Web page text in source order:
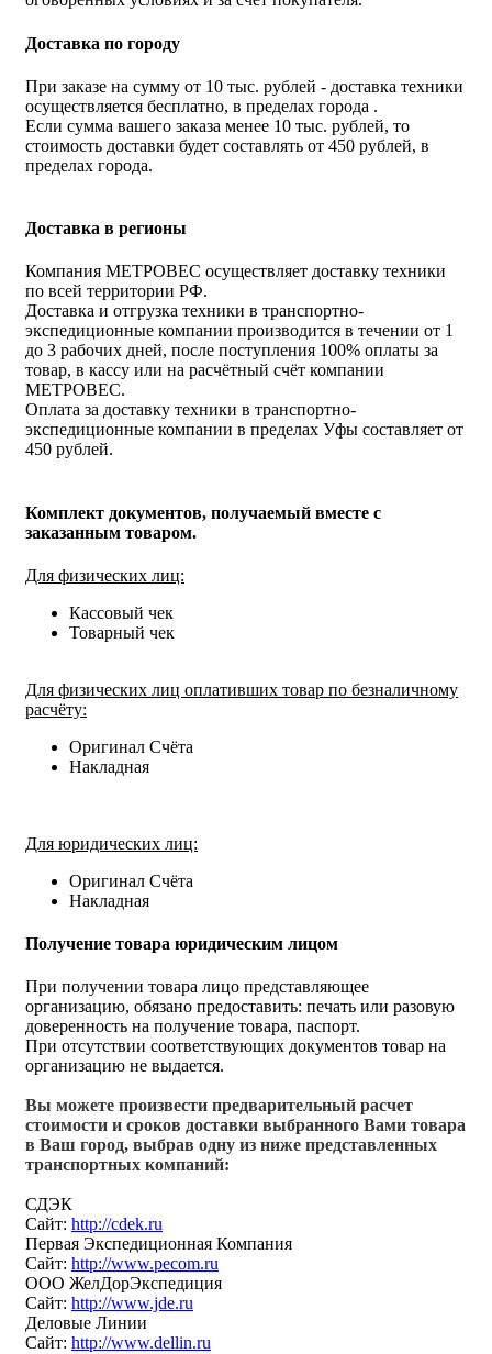
Доставка по городу
При заказе на сумму от 10 тыс. рублей - доставка техники
осуществляется бесплатно, в пределах города .
Если сумма вашего заказа менее 10 тыс. рублей, то
стоимость доставки будет составлять от 450 рублей, в
пределах города.
Доставка в регионы
Компания МЕТРОВЕС осуществляет доставку техники
по всей территории РФ.
Доставка и отгрузка техники в транспортно-
экспедиционные компании производится в течении от 1
до 3 рабочих дней, после поступления 100% оплаты за
товар, в кассу или на расчётный счёт компании
МЕТРОВЕС.
Оплата за доставку техники в транспортно-
экспедиционные компании в пределах Уфы составляет от
450 рублей.
Комплект документов, получаемый вместе с
заказанным товаром.
Для физических лиц:
Кассовый чек
Товарный чек
Для физических лиц оплативших товар по безналичному
расчёту:
Оригинал Счёта
Накладная
Для юридических лиц:
Оригинал Счёта
Накладная
Получение товара юридическим лицом
При получении товара лицо представляющее
организацию, обязано предоставить: печать или разовую
доверенность на получение товара, паспорт.
При отсутствии соответствующих документов товар на
организацию не выдается.
Вы можете произвести предварительный расчет
стоимости и сроков доставки выбранного Вами товара
в Ваш город, выбрав одну из ниже представленных
транспортных компаний:
СДЭК
Сайт: http://cdek.ru
Первая Экспедиционная Компания
Сайт: http://www.pecom.ru
ООО ЖелДорЭкспедиция
Сайт: http://www.jde.ru
Деловые Линии
Сайт: http://www.dellin.ru